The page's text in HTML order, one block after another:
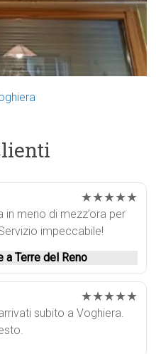
★★★★★
in meno di mezz’ora per
impeccabile!
a Terre del Reno
★★★★★
subito a Voghiera.